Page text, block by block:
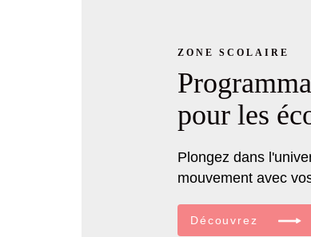
ZONE SCOLAIRE
pour les
Plongez dans
mouvement avec
Découvrez